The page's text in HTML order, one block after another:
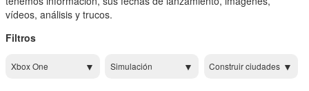
vídeos, análisis y trucos.
Filtros
Xbox One Simulación Construir ciudades